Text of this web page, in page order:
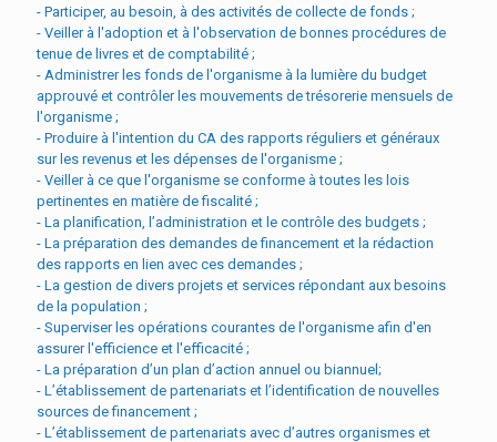
- Participer, au besoin, à des activités de collecte de fonds ;
- Veiller à l'adoption et à l'observation de bonnes procédures de
tenue de livres et de comptabilité ;
- Administrer les fonds de l'organisme à la lumière du budget
approuvé et contrôler les mouvements de trésorerie mensuels de
l'organisme ;
- Produire à l'intention du CA des rapports réguliers et généraux
sur les revenus et les dépenses de l'organisme ;
- Veiller à ce que l'organisme se conforme à toutes les lois
pertinentes en matière de fiscalité ;
- La planification, l’administration et le contrôle des budgets ;
- La préparation des demandes de financement et la rédaction
des rapports en lien avec ces demandes ;
- La gestion de divers projets et services répondant aux besoins
de la population ;
- Superviser les opérations courantes de l'organisme afin d'en
assurer l'efficience et l'efficacité ;
- La préparation d’un plan d’action annuel ou biannuel;
- L’établissement de partenariats et l’identification de nouvelles
sources de financement ;
- L’établissement de partenariats avec d’autres organismes et